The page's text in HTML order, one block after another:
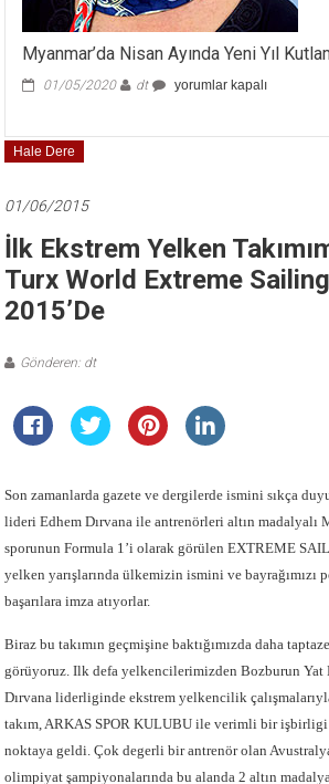
Myanmar’da Nisan Ayında Yeni Yıl
01/05/2020 dt
Myanmar’da
yorumlar kapalı
Hale Dere
01/06/2015
İlk Ekstrem Yelken
Turx World Extreme
2015’de
Gönderen: dt
Son zamanlarda gazete ve dergilerde ismini sıkça
lideri Edhem Dırvana ile antrenörleri altın madalyalı
sporunun Formula 1’i olarak görülen EXTREME
yelken yarışlarında ülkemizin ismini ve bayrağımızı
başarılara imza atıyorlar.
Biraz bu takımın geçmişine baktığımızda daha
görüyoruz. Ilk defa yelkencilerimizden Bozburun
Dırvana liderliginde ekstrem yelkencilik
takım, ARKAS SPOR KULUBU ile verimli bir
noktaya geldi. Çok degerli bir antrenör olan
olimpiyat şampiyonalarında bu alanda 2 altın